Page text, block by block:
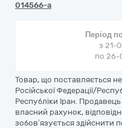
014566-a
Період
з 21-
по 26-
Товар, що поставляється
Російської Федерації/
Республіки Іран.
власний рахунок,
зобов’язується здійснити